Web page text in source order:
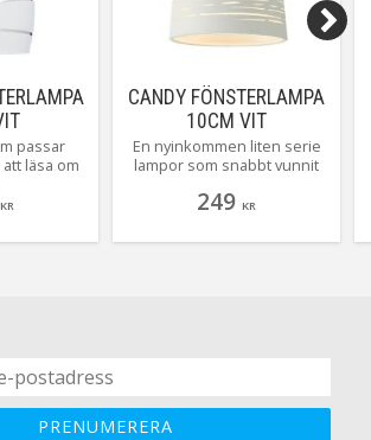
passar
läsa om
inte annat
Här
KR
CANDY FÖNSTERLAMPA
10CM VIT
En nyinkommen liten serie
lampor som snabbt vunnit
enkelhet passar de in precis
laserskuren metall och dova
249 KR
PRENUMERERA